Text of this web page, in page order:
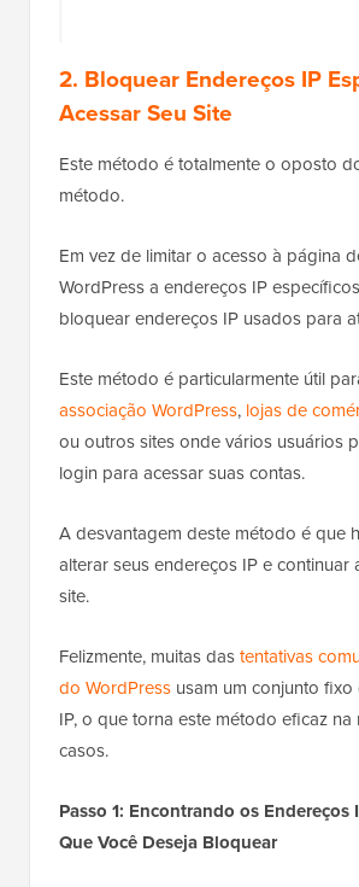
2. Bloquear Endereços IP
Acessar Seu Site
Este método é totalmente o oposto
método.
Em vez de limitar o acesso à página
WordPress a endereços IP
bloquear endereços IP usados para
Este método é particularmente útil
associação WordPress, lojas de
ou outros sites onde vários usuários
login para acessar suas contas.
A desvantagem deste método é que
alterar seus endereços IP e continuar
site.
Felizmente, muitas dastentativas
do WordPress usam um conjunto
IP, o que torna este método eficaz
casos.
Passo 1: Encontrando os Endereços
Que Você Deseja Bloquear